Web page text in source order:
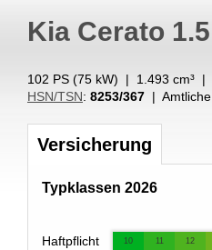
Kia Cerato
102 PS (75 kW) | 1.493 cm³ |
HSN/TSN: 8253/367 | Amtliche
Versicherung
Typklassen 2026
Haftpflicht 10 11 12